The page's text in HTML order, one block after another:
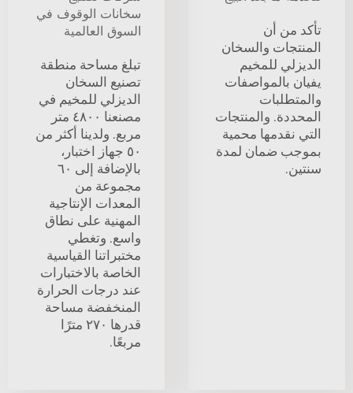
تأكد من أن
المنتجات والسخان
الديزلي للمخيم
يفيان بالمواصفات
والمتطلبات
المحددة. والمنتجات
التي نقدمها محمية
بموجب ضمان لمدة
سنتين.
سخانات الوقوف في
السوق العالمية
تبلغ مساحة منطقة
تصنيع السخان
الديزلي للمخيم في
مصنعنا ٤٨٠٠ متر
مربع. ولدينا أكثر من
٥٠ جهاز اختبار،
بالإضافة إلى ٦٠
مجموعة من
المعدات الإنتاجية
المهنية على نطاق
واسع. وتغطي
مختبراتنا القياسية
الخاصة بالاختبارات
عند درجات الحرارة
المنخفضة مساحة
قدرها ٢٧٠ مترًا
مربعًا.